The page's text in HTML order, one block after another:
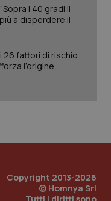
Collo
i 40 gradi il
a disperdere il
26 fattori di rischio
l’origine
Copyright 2013-2026
© Homnya Srl
CookieScript
www.quotidianosanita.it
2